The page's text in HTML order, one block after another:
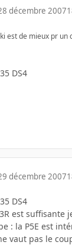
décembre 2007
est de mieux pr un
DS4
décembre 2007
DS4
est suffisante
: la P5E est
vaut pas le